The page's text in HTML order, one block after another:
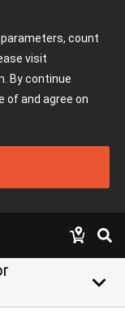
count
visit
By continue
of and agree on
keyboard_arrow_down